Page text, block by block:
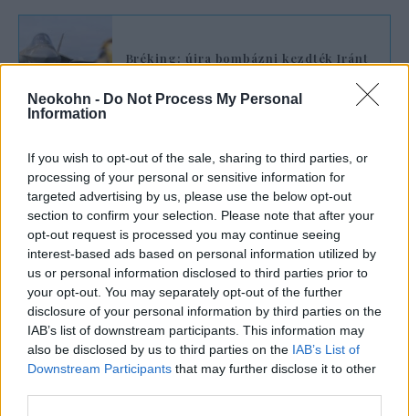
Neokohn - Do Not Process My Personal
Information
If you wish to opt-out of the sale, sharing to third parties, or
processing of your personal or sensitive information for
targeted advertising by us, please use the below opt-out
section to confirm your selection. Please note that after your
opt-out request is processed you may continue seeing
interest-based ads based on personal information utilized by
us or personal information disclosed to third parties prior to
your opt-out. You may separately opt-out of the further
disclosure of your personal information by third parties on the
IAB’s list of downstream participants. This information may
also be disclosed by us to third parties on the IAB’s List of
Downstream Participants that may further disclose it to other
Bréking: újra bombázni kezdték Iránt
Az Emirátusok is bírálják Iránt
A harcok kiújulása aggodalmat váltott ki az
Öböl menti országokban is.
Anvar Gargas, az Egyesült Arab Emírségek
elnökének diplomáciai tanácsadója az X
közösségi oldalon azt írta, hogy Irán a
Hormuzi-szorosban végrehajtott kereskedelmi
hajók elleni támadásokkal, valamint a Bahrein
és Kuvait elleni ismételt csapásokkal azt